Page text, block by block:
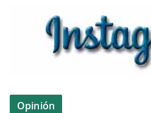
Opinión